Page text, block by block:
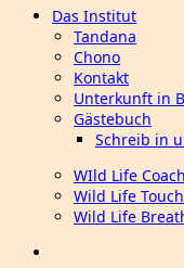
Das Institut
Tandana
Chono
Kontakt
Unterkunft in
Gästebuch
Schreib in
WIld Life
Wild Life
Wild Life